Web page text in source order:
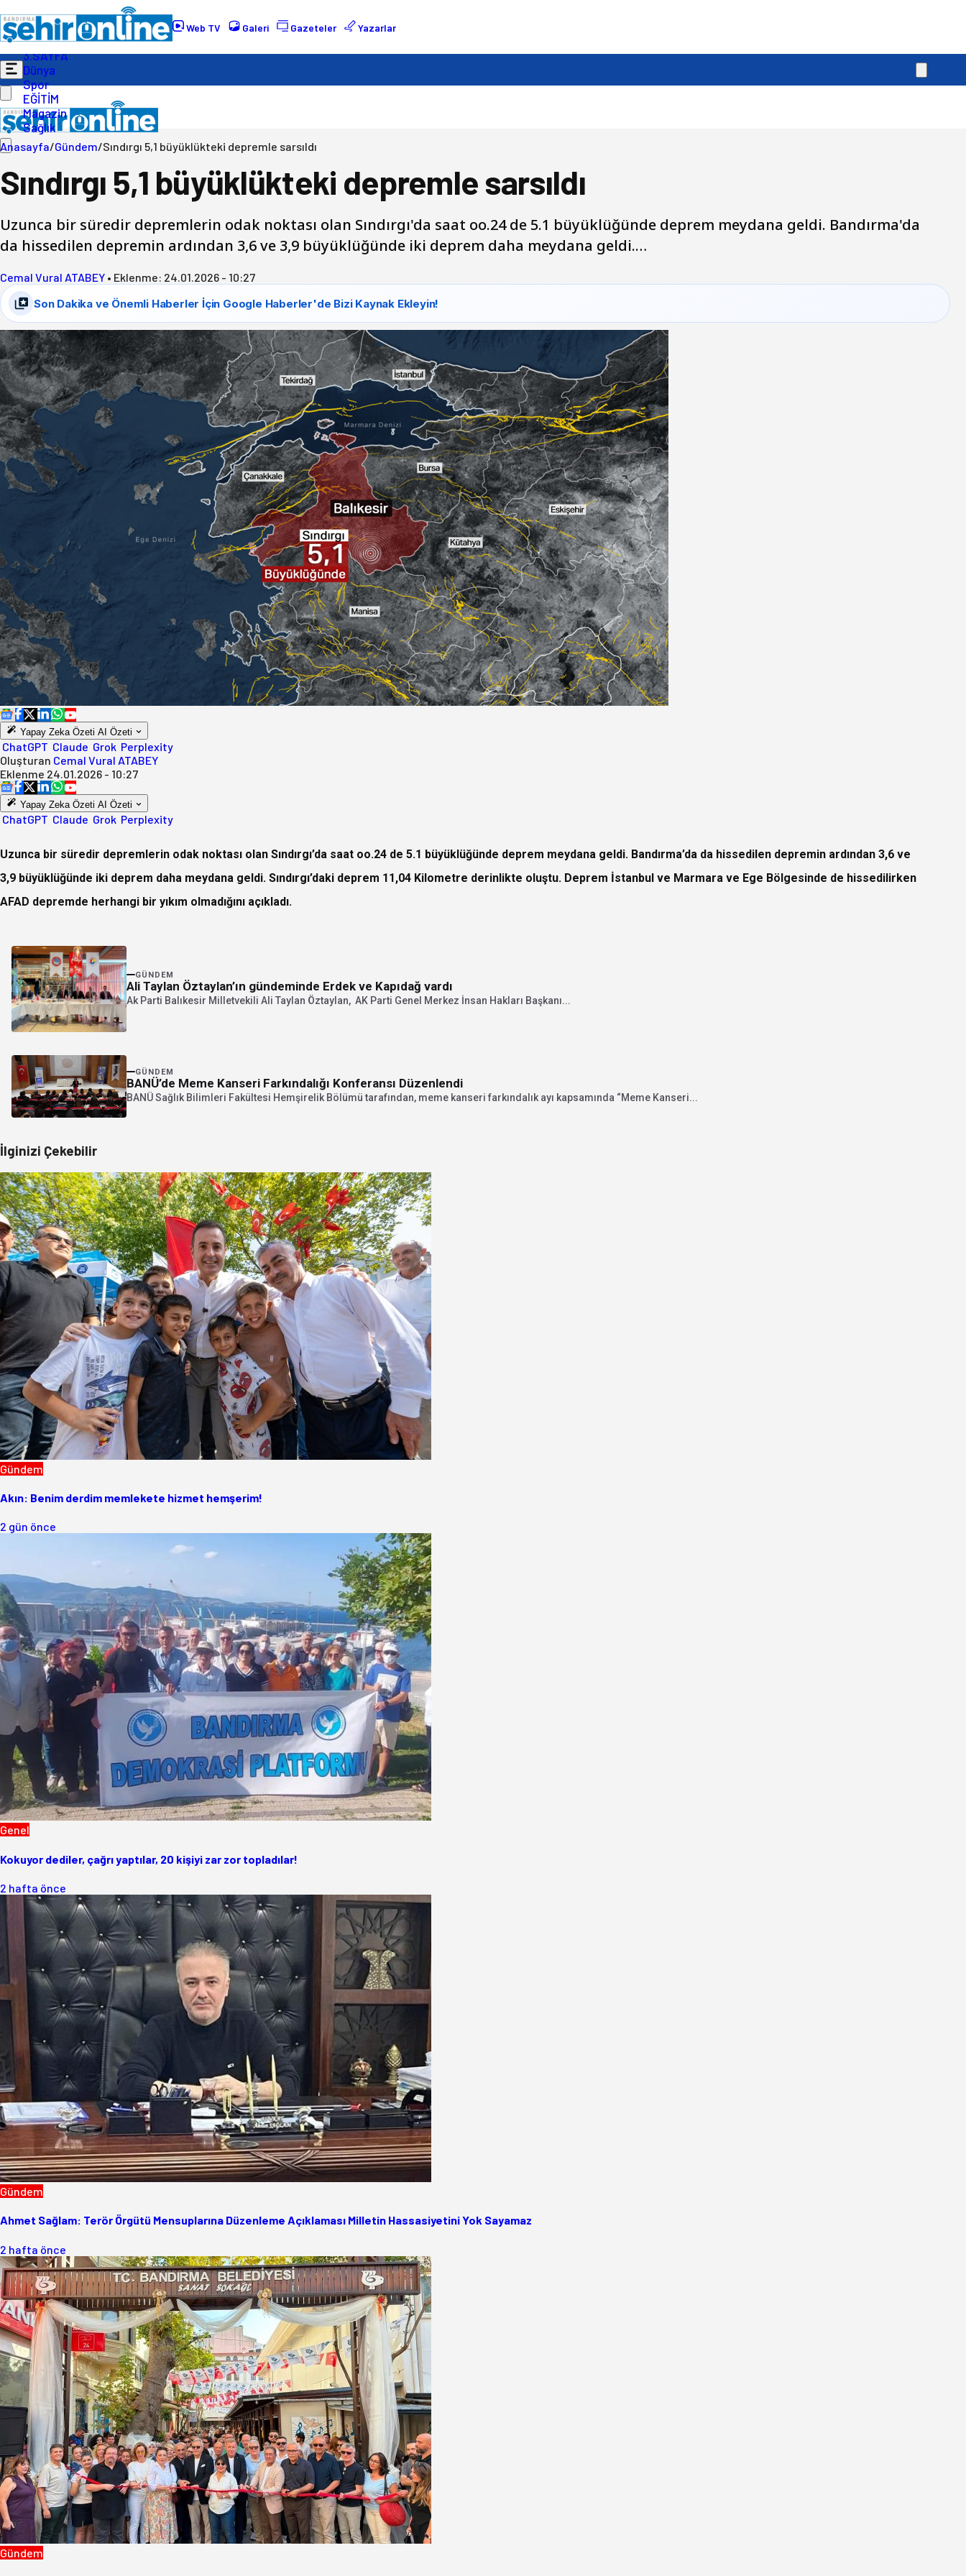
Web TV Galeri Gazeteler Yazarlar
Gündem
Ekonomi
Politika
3.SAYFA
Dünya
Spor
EĞİTİM
Magazin
Sağlık
Anasayfa/Gündem/Sındırgı 5,1 büyüklükteki depremle sarsıldı
Sındırgı 5,1 büyüklükteki depremle sarsıldı
Uzunca bir süredir depremlerin odak noktası olan Sındırgı'da saat oo.24 de 5.1 büyüklüğünde deprem meydana geldi. Bandırma'da
da hissedilen depremin ardından 3,6 ve 3,9 büyüklüğünde iki deprem daha meydana geldi.…
Cemal Vural ATABEY • Eklenme: 24.01.2026 - 10:27
Son Dakika ve Önemli Haberler İçin Google Haberler'de Bizi Kaynak Ekleyin!
Yapay Zeka Özeti AI Özeti
ChatGPT Claude Grok Perplexity
Oluşturan Cemal Vural ATABEY
Eklenme 24.01.2026 - 10:27
Yapay Zeka Özeti AI Özeti
ChatGPT Claude Grok Perplexity
Uzunca bir süredir depremlerin odak noktası olan Sındırgı’da saat oo.24 de 5.1 büyüklüğünde deprem meydana geldi. Bandırma’da da hissedilen depremin ardından 3,6 ve
3,9 büyüklüğünde iki deprem daha meydana geldi. Sındırgı’daki deprem 11,04 Kilometre derinlikte oluştu. Deprem İstanbul ve Marmara ve Ege Bölgesinde de hissedilirken
AFAD depremde herhangi bir yıkım olmadığını açıkladı.
GÜNDEM
Ali Taylan Öztaylan’ın gündeminde Erdek ve Kapıdağ vardı
Ak Parti Balıkesir Milletvekili Ali Taylan Öztaylan, AK Parti Genel Merkez İnsan Hakları Başkanı...
GÜNDEM
BANÜ’de Meme Kanseri Farkındalığı Konferansı Düzenlendi
BANÜ Sağlık Bilimleri Fakültesi Hemşirelik Bölümü tarafından, meme kanseri farkındalık ayı kapsamında “Meme Kanseri...
İlginizi Çekebilir
Gündem
Akın: Benim derdim memlekete hizmet hemşerim!
2 gün önce
Genel
Kokuyor dediler, çağrı yaptılar, 20 kişiyi zar zor topladılar!
2 hafta önce
Gündem
Ahmet Sağlam: Terör Örgütü Mensuplarına Düzenleme Açıklaması Milletin Hassasiyetini Yok Sayamaz
2 hafta önce
Gündem